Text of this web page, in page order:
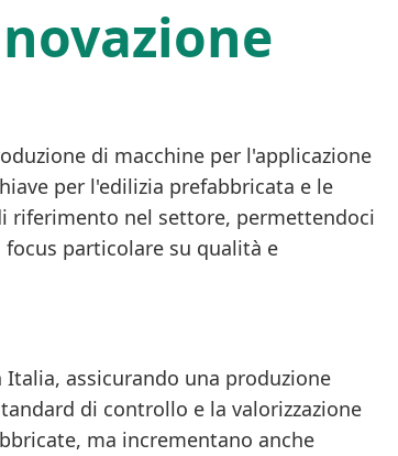
di macchine per l'applicazione
per l'edilizia prefabbricata e le
riferimento nel settore, permettendoci
particolare su qualità e
assicurando una produzione
di controllo e la valorizzazione
ma incrementano anche